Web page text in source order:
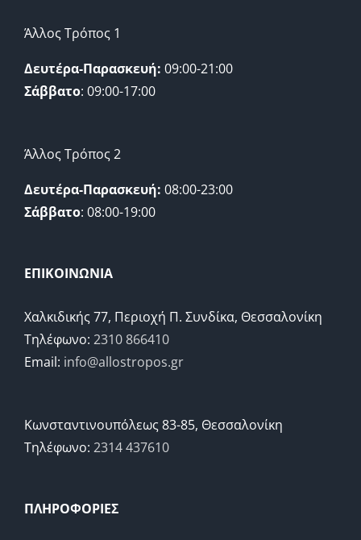
Άλλος Τρόπος 1
Δευτέρα-Παρασκευή: 09:00-21:00
Σάββατο: 09:00-17:00
Άλλος Τρόπος 2
Δευτέρα-Παρασκευή: 08:00-23:00
Σάββατο: 08:00-19:00
ΕΠΙΚΟΙΝΩΝΙΑ
Χαλκιδικής 77, Περιοχή Π. Συνδίκα, Θεσσαλονίκη
Τηλέφωνο: 2310 866410
Email: info@allostropos.gr
Κωνσταντινουπόλεως 83-85, Θεσσαλονίκη
Τηλέφωνο: 2314 437610
ΠΛΗΡΟΦΟΡΙΕΣ